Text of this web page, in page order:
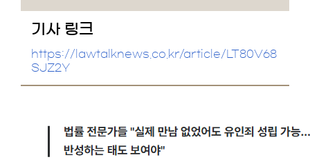
기사 링크
https://lawtalknews.co.kr/article/LT80V68
SJZ2Y